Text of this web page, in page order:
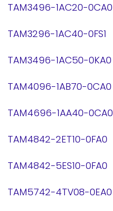
TAM3496-1AC20-0CA0
TAM3296-1AC40-0FS1
TAM3496-1AC50-0KA0
TAM4096-1AB70-0CA0
TAM4696-1AA40-0CA0
TAM4842-2ET10-0FA0
TAM4842-5ES10-0FA0
TAM5742-4TV08-0EA0